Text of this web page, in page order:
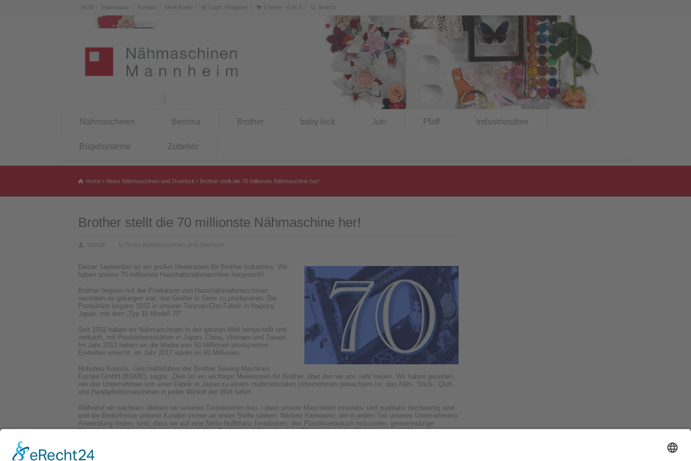
AGB Impressum Kontakt Mein Konto Login / Register 0 items - 0,00 €
Nähmaschinen Bernina Brother baby lock Juki Pfaff Industrienäher
Bügelsysteme Zubehör
Home News Nähmaschinen und Overlock Brother stellt die 70 millionste Nähmaschine her!
Brother stellt die 70 millionste Nähmaschine her!
Seman News Nähmaschinen und Overlock
Dieser September ist ein großer Meilenstein für Brother Industries. Wir
haben unsere 70 millionste Haushaltsnähmaschine hergestellt!
Brother begann mit der Produktion von Haushaltsnähmaschinen,
nachdem es gelungen war, den Greifer in Serie zu produzieren. Die
Produktion begann 1932 in unserer Tenman-Cho Fabrik in Nagoya,
Japan, mit dem „Typ 15 Modell 70“.
Seit 1932 haben wir Nähmaschinen in der ganzen Welt hergestellt und
verkauft, mit Produktionsstätten in Japan, China, Vietnam und Taiwan.
Im Jahr 2012 haben wir die Marke von 50 Millionen produzierten
Einheiten erreicht, im Jahr 2017 waren es 60 Millionen.
Nobuhiro Konishi, Geschäftsführer der Brother Sewing Machines
Europe GmbH (BSME), sagte: „Dies ist ein wichtiger Meilenstein für Brother, über den wir uns sehr freuen. Wir haben gesehen,
wie das Unternehmen von einer Fabrik in Japan zu einem multinationalen Unternehmen gewachsen ist, das Näh-, Stick-, Quilt-
und Handarbeitsmaschinen in jeden Winkel der Welt liefert.
Während wir wachsen, bleiben wir unseren Grundwerten treu – dass unsere Maschinen innovativ und qualitativ hochwertig sind
und die Bedürfnisse unserer Kunden immer an erster Stelle stehen. Weitere Kernwerte, die in jedem Teil unseres Unternehmens
Anwendung finden, sind, dass wir auf eine Netto-Nullbilanz hinarbeiten, den Plastikverbrauch reduzieren, gemeinnützige
Projekte unterstützen und weiterhin langlebige Geräte herstellen, die einen Ehrenplatz in den Wohnungen und Unternehmen
Unser Leitsatz lautet „At your side“, was bedeutet, dass wir unseren Kunden stets zur Seite stehen wollen. Auf diesem